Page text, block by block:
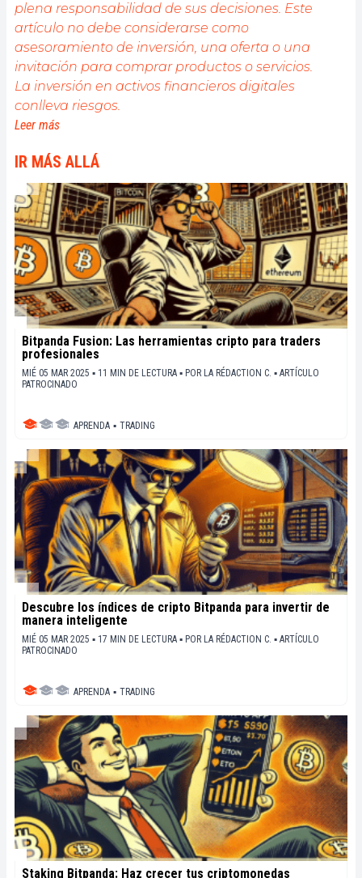
plena responsabilidad de sus decisiones. Este
artículo no debe considerarse como
asesoramiento de inversión, una oferta o una
invitación para comprar productos o servicios.
La inversión en activos financieros digitales
conlleva riesgos.
Leer más
IR MÁS ALLÁ
Bitpanda Fusion: Las herramientas cripto para traders
profesionales
MIÉ 05 MAR 2025 ▪ 11 MIN DE LECTURA ▪ POR LA RÉDACTION C. ▪ ARTÍCULO
PATROCINADO
APRENDA ▪ TRADING
Descubre los índices de cripto Bitpanda para invertir de
manera inteligente
MIÉ 05 MAR 2025 ▪ 17 MIN DE LECTURA ▪ POR LA RÉDACTION C. ▪ ARTÍCULO
PATROCINADO
APRENDA ▪ TRADING
Staking Bitpanda: Haz crecer tus criptomonedas